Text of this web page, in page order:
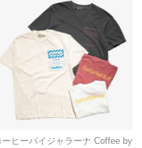
ーヒーバイジャラーナ Coffee by